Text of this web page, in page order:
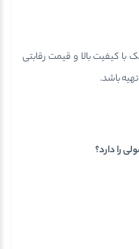
کیفیت بالا و قیمت رقابتی
باشد.
را دارد؟